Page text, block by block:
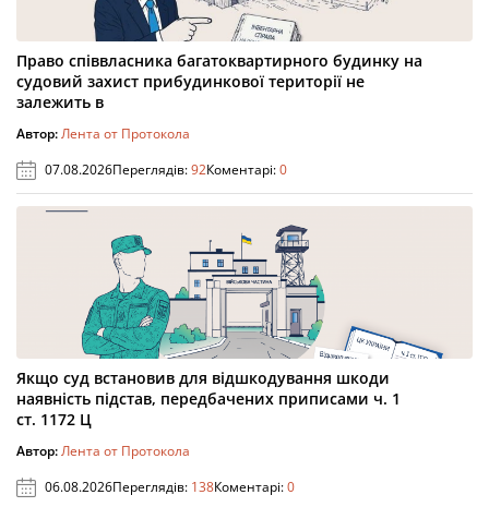
Право співвласника багатоквартирного будинку на
судовий захист прибудинкової території не
залежить в
Автор:Лента от Протокола
07.08.2026Переглядів:92Коментарі:0
Якщо суд встановив для відшкодування шкоди
наявність підстав, передбачених приписами ч. 1
ст. 1172 Ц
Автор:Лента от Протокола
06.08.2026Переглядів: 138Коментарі:0